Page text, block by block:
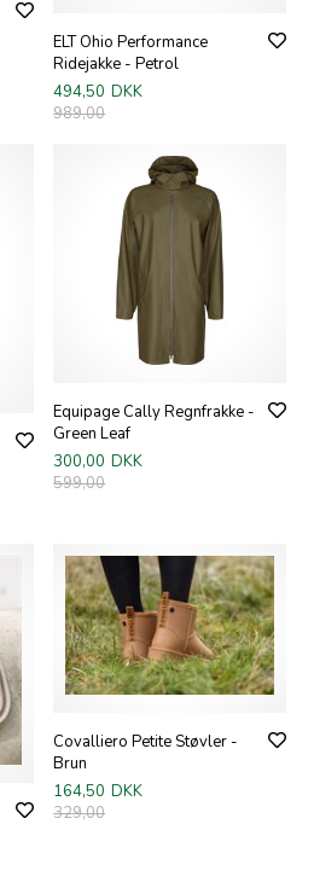
ELT Ohio Performance
Ridejakke - Petrol
494,50 DKK
989,00
Equipage Cally Regnfrakke -
Green Leaf
300,00 DKK
599,00
Covalliero Petite Støvler -
Brun
164,50 DKK
329,00